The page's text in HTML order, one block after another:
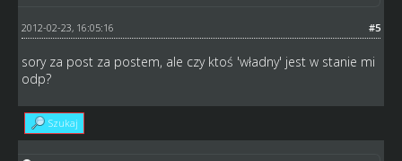
#5
2012-02-23, 16:05:16
sory za post za postem, ale czy ktoś 'władny' jest w stanie mi
odp?
Szukaj